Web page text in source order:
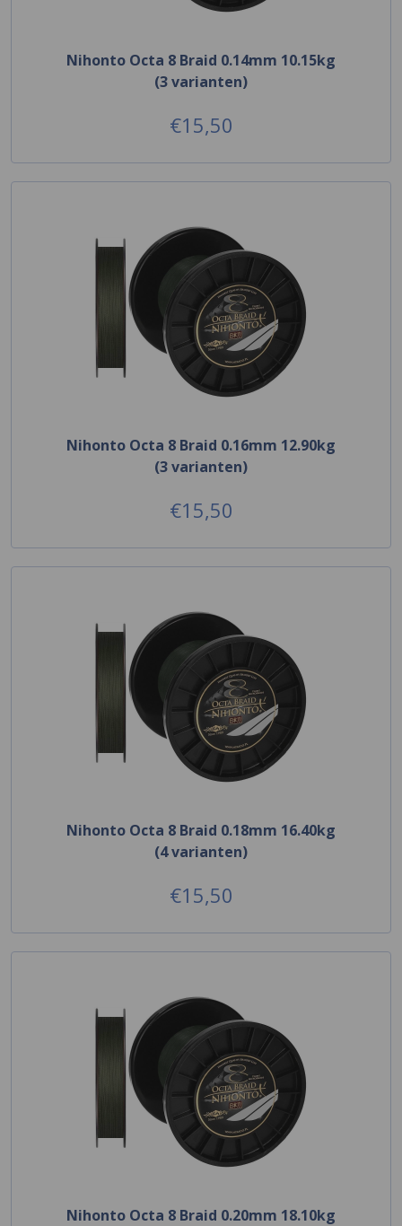
Nihonto Octa 8 Braid 0.14mm 10.15kg
(3 varianten)
€15,50
Nihonto Octa 8 Braid 0.16mm 12.90kg
(3 varianten)
€15,50
Nihonto Octa 8 Braid 0.18mm 16.40kg
(4 varianten)
€15,50
Nihonto Octa 8 Braid 0.20mm 18.10kg